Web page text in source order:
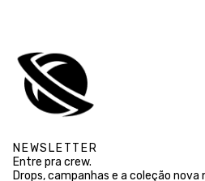
NEWSLETTER
Entre pra crew.
Drops, campanhas e a coleção